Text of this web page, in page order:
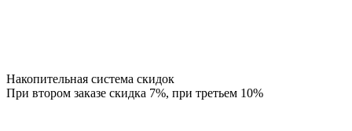
Накопительная система скидок
При втором заказе скидка 7%, при третьем 10%